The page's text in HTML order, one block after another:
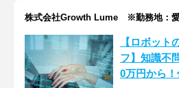
株式会社Growth Lume ※勤務地：愛
【ロボット
フ】知識不
0万円から！